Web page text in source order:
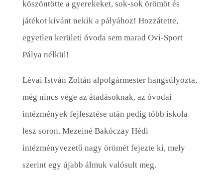
köszöntötte a gyerekeket, sok-sok örömöt és
játékot kívánt nekik a pályához! Hozzátette,
egyetlen kerületi óvoda sem marad Ovi-Sport
Pálya nélkül!
Lévai István Zoltán alpolgármester hangsúlyozta,
még nincs vége az átadásoknak, az óvodai
intézmények fejlesztése után pedig több iskola
lesz soron. Mezeiné Bakóczay Hédi
intézményvezető nagy örömét fejezte ki, mely
szerint egy újabb álmuk valósult meg.